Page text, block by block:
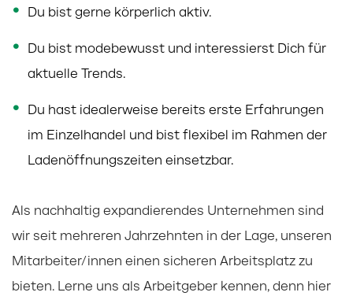
Du bist gerne körperlich aktiv.
Du bist modebewusst und interessierst Dich für
aktuelle Trends.
Du hast idealerweise bereits erste Erfahrungen
im Einzelhandel und bist flexibel im Rahmen der
Ladenöffnungszeiten einsetzbar.
Als nachhaltig expandierendes Unternehmen sind
wir seit mehreren Jahrzehnten in der Lage, unseren
Mitarbeiter/innen einen sicheren Arbeitsplatz zu
bieten. Lerne uns als Arbeitgeber kennen, denn hier